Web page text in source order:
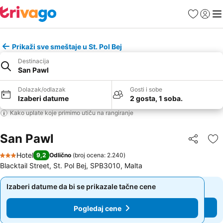
FavoritiPrijavi
Prikaži sve smeštaje u St. Pol Bej
Destinacija
San Pawl
Dolazak/odlazak
Izaberi datume
Gosti i sobe
2 gosta, 1 soba.
Kako uplate koje primimo utiču na rangiranje
San Pawl Deli
3 Zvezdice
Hotel 9,2 Odlično (broj ocena: 2.240)
Blacktail Street, St. Pol Bej, SPB3010, Malta
Izaberi datume da bi se prikazale tačne cene
Pogledaj cene
Izaberi datume da bi se prikazale tačne cene
Pogledaj cene